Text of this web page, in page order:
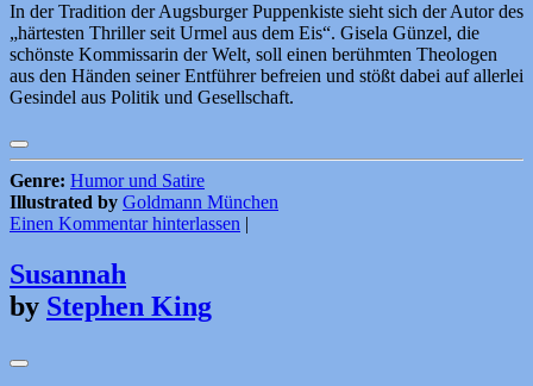
In der Tradition der Augsburger Puppenkiste sieht sich der Autor des
„härtesten Thriller seit Urmel aus dem Eis“. Gisela Günzel, die
schönste Kommissarin der Welt, soll einen berühmten Theologen
aus den Händen seiner Entführer befreien und stößt dabei auf allerlei
Gesindel aus Politik und Gesellschaft.
Genre: Humor und Satire
Illustrated by Goldmann München
Einen Kommentar hinterlassen |
Susannah
by Stephen King